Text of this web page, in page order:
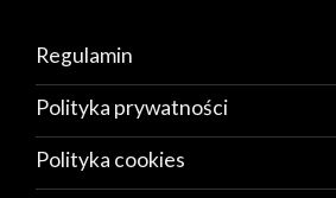
Regulamin
Polityka prywatności
Polityka cookies